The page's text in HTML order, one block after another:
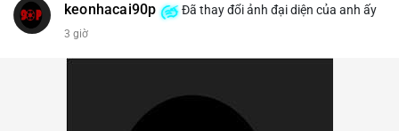
keonhacai90p Đã thay đổi ảnh đại diện của anh ấy
3 giờ